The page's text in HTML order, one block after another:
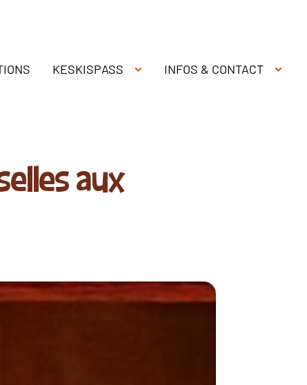
KESKISPASS INFOS & CONTACT
aux